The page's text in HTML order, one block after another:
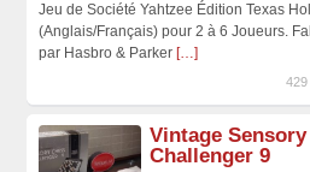
Jeu de Société Yahtzee Édition Texas
(Anglais/Français) pour 2 à 6 Joueurs.
par Hasbro & Parker […]
Vintage
Challenger 9